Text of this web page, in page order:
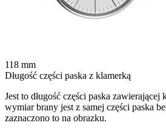
118 mm
Długość części paska z klamerką
Jest to długość części paska
wymiar brany jest z samej części paska
zaznaczono to na obrazku.